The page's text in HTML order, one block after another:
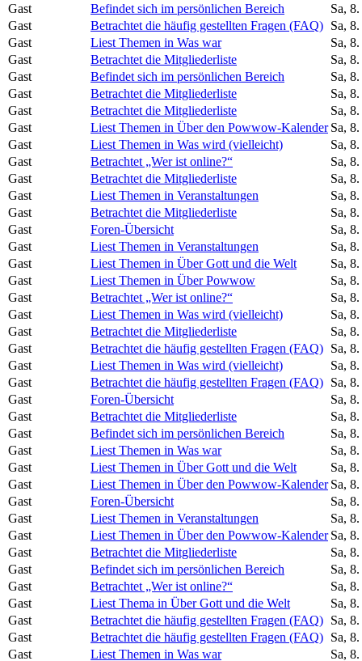
Gast
Befindet sich im persönlichen Bereich
Sa,
Gast
Betrachtet die häufig gestellten Fragen (FAQ) Sa,
Gast
Liest Themen in Was war
Sa,
Gast
Betrachtet die Mitgliederliste
Sa,
Gast
Befindet sich im persönlichen Bereich
Sa,
Gast
Betrachtet die Mitgliederliste
Sa,
Gast
Betrachtet die Mitgliederliste
Sa,
Gast
Liest Themen in Über den Powwow-Kalender Sa,
Gast
Liest Themen in Was wird (vielleicht)
Sa,
Gast
Betrachtet „Wer ist online?“
Sa,
Gast
Betrachtet die Mitgliederliste
Sa,
Gast
Liest Themen in Veranstaltungen
Sa,
Gast
Betrachtet die Mitgliederliste
Sa,
Gast
Foren-Übersicht
Sa,
Gast
Liest Themen in Veranstaltungen
Sa,
Gast
Liest Themen in Über Gott und die Welt
Sa,
Gast
Liest Themen in Über Powwow
Sa,
Gast
Betrachtet „Wer ist online?“
Sa,
Gast
Liest Themen in Was wird (vielleicht)
Sa,
Gast
Betrachtet die Mitgliederliste
Sa,
Gast
Betrachtet die häufig gestellten Fragen (FAQ) Sa,
Gast
Liest Themen in Was wird (vielleicht)
Sa,
Gast
Betrachtet die häufig gestellten Fragen (FAQ) Sa,
Gast
Foren-Übersicht
Sa,
Gast
Betrachtet die Mitgliederliste
Sa,
Gast
Befindet sich im persönlichen Bereich
Sa,
Gast
Liest Themen in Was war
Sa,
Gast
Liest Themen in Über Gott und die Welt
Sa,
Gast
Liest Themen in Über den Powwow-Kalender Sa,
Gast
Foren-Übersicht
Sa,
Gast
Liest Themen in Veranstaltungen
Sa,
Gast
Liest Themen in Über den Powwow-Kalender Sa,
Gast
Betrachtet die Mitgliederliste
Sa,
Gast
Befindet sich im persönlichen Bereich
Sa,
Gast
Betrachtet „Wer ist online?“
Sa,
Gast
Liest Thema in Über Gott und die Welt
Sa,
Gast
Betrachtet die häufig gestellten Fragen (FAQ) Sa,
Gast
Betrachtet die häufig gestellten Fragen (FAQ) Sa,
Gast
Liest Themen in Was war Sa,